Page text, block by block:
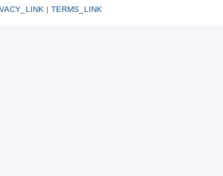
| TERMS_LINK